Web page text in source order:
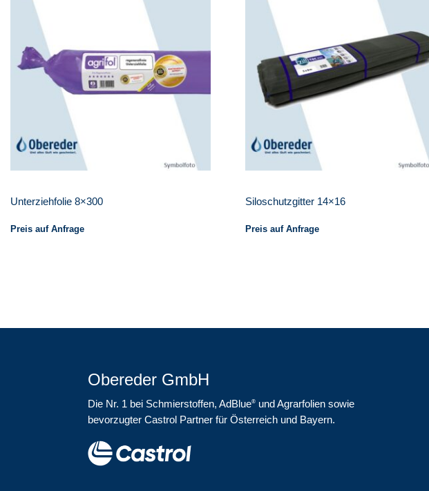
Unterziehfolie 8×300
Preis auf Anfrage
Siloschutzgitter 14×16
Preis auf Anfrage
Obereder GmbH
Die Nr. 1 bei Schmierstoffen, AdBlue®und Agrarfolien sowie
bevorzugter Castrol Partner für Österreich und Bayern.